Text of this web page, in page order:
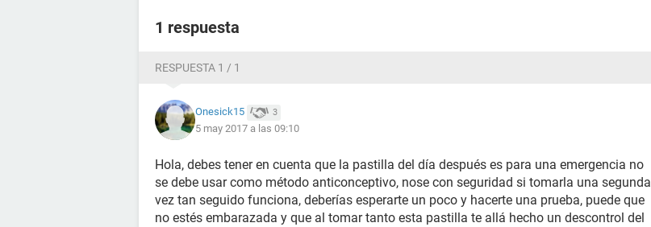
1 respuesta
RESPUESTA 1 / 1
Onesick15 3
5 may 2017 a las 09:10
Hola, debes tener en cuenta que la pastilla del día después es para una emergencia no
se debe usar como método anticonceptivo, nose con seguridad si tomarla una segunda
vez tan seguido funciona, deberías esperarte un poco y hacerte una prueba, puede que
no estés embarazada y que al tomar tanto esta pastilla te allá hecho un descontrol del